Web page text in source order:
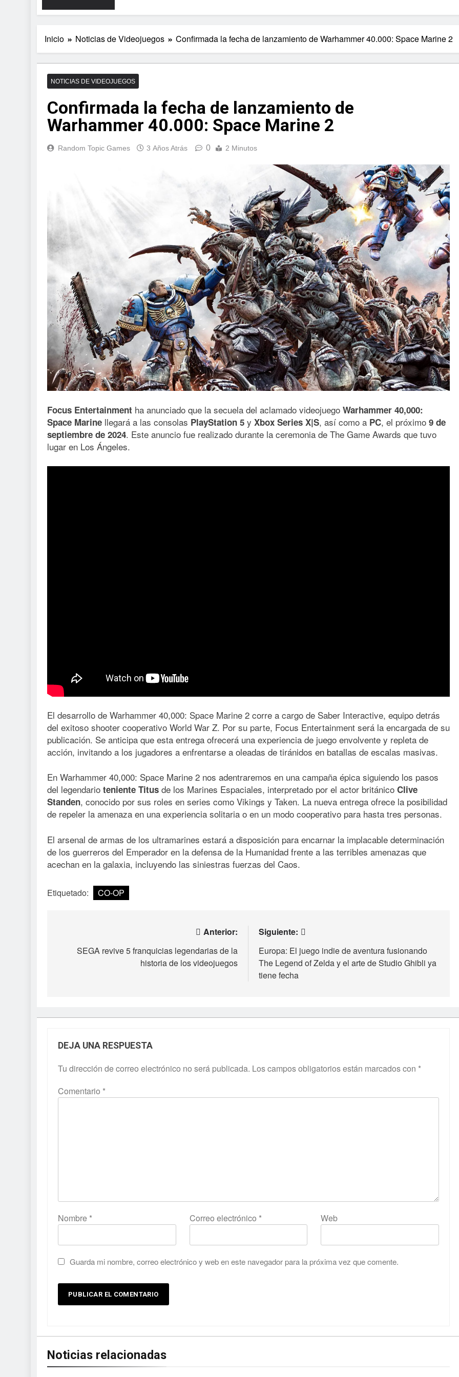
Inicio Noticias de Videojuegos Confirmada la fecha de lanzamiento de Warhammer 40.000: Space Marine 2
NOTICIAS DE VIDEOJUEGOS
Confirmada la fecha de lanzamiento de
Warhammer 40.000: Space Marine 2
Random Topic Games 3 Años Atrás 0 2 Minutos
Focus Entertainment ha anunciado que la secuela del aclamado videojuego Warhammer 40,000:
Space Marine llegará a las consolas PlayStation 5 y Xbox Series X|S, así como a PC, el próximo 9 de
septiembre de 2024. Este anuncio fue realizado durante la ceremonia de The Game Awards que tuvo
lugar en Los Ángeles.
El desarrollo de Warhammer 40,000: Space Marine 2 corre a cargo de Saber Interactive, equipo detrás
del exitoso shooter cooperativo World War Z. Por su parte, Focus Entertainment será la encargada de su
publicación. Se anticipa que esta entrega ofrecerá una experiencia de juego envolvente y repleta de
acción, invitando a los jugadores a enfrentarse a oleadas de tiránidos en batallas de escalas masivas.
En Warhammer 40,000: Space Marine 2 nos adentraremos en una campaña épica siguiendo los pasos
del legendario teniente Titus de los Marines Espaciales, interpretado por el actor británico Clive
Standen, conocido por sus roles en series como Vikings y Taken. La nueva entrega ofrece la posibilidad
de repeler la amenaza en una experiencia solitaria o en un modo cooperativo para hasta tres personas.
El arsenal de armas de los ultramarines estará a disposición para encarnar la implacable determinación
de los guerreros del Emperador en la defensa de la Humanidad frente a las terribles amenazas que
acechan en la galaxia, incluyendo las siniestras fuerzas del Caos.
Etiquetado: CO-OP
Anterior:
SEGA revive 5 franquicias legendarias de la
historia de los videojuegos
Siguiente:
Europa: El juego indie de aventura fusionando
The Legend of Zelda y el arte de Studio Ghibli ya
tiene fecha
DEJA UNA RESPUESTA
Tu dirección de correo electrónico no será publicada. Los campos obligatorios están marcados con *
Comentario *
Nombre * Correo electrónico * Web
Guarda mi nombre, correo electrónico y web en este navegador para la próxima vez que comente.
Noticias relacionadas